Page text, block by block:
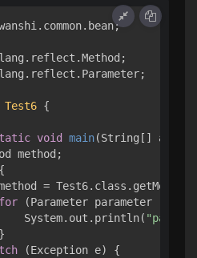
Test6 {
void main(String[] args)
method;
= Test6.class.getMethod(
for (Parameter parameter :
System.out.println(
(Exception e) {